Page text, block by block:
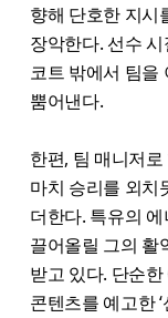
향해 단호한 지시
장악한다. 선수
코트 밖에서 팀을
뿜어낸다.
한편, 팀 매니저로
마치 승리를 외치
더한다. 특유의
끌어올릴 그의 활
받고 있다. 단순
콘텐츠를 예고한